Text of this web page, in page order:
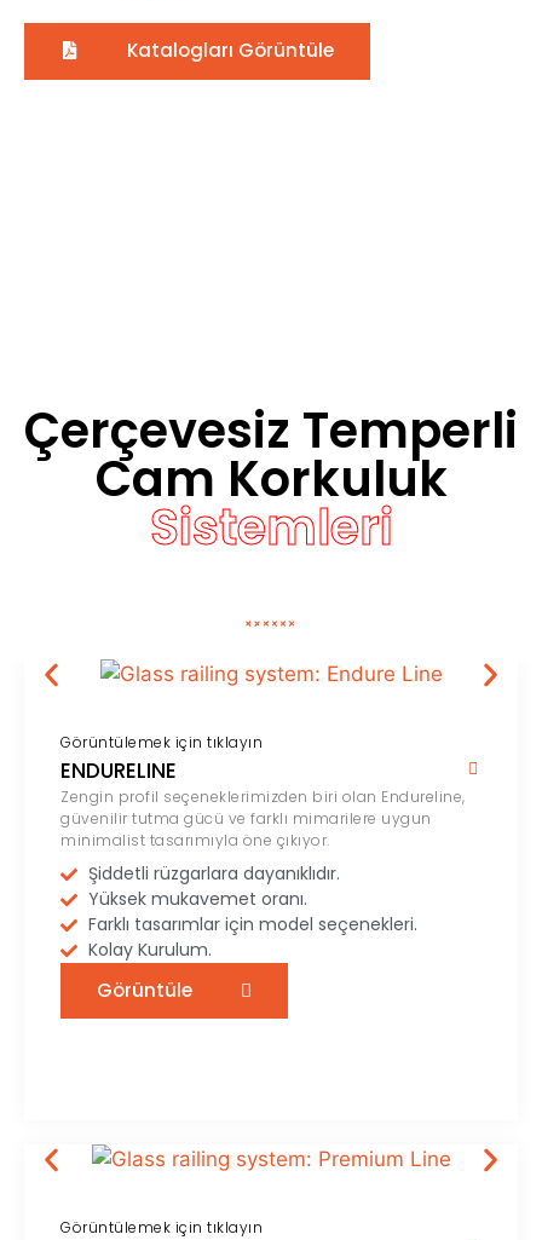
Katalogları Görüntüle
Çerçevesiz Temperli
Cam Korkuluk
Sistemleri
Görüntülemek için tıklayın
ENDURELINE
Zengin profil seçeneklerimizden biri olan Endureline,
güvenilir tutma gücü ve farklı mimarilere uygun
minimalist tasarımıyla öne çıkıyor.
Şiddetli rüzgarlara dayanıklıdır.
Yüksek mukavemet oranı.
Farklı tasarımlar için model seçenekleri.
Kolay Kurulum.
Görüntüle
Görüntülemek için tıklayın